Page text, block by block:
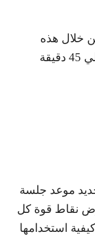
خلال هذه
المراحل الأربع ، ويستغرق الأمر حوالي 45 دقيقة
موعد جلسة
نقاط قوة كل
استخدامها